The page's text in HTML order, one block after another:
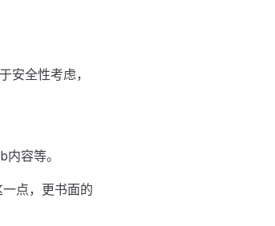
安全性考虑，
容等。
点，更书面的